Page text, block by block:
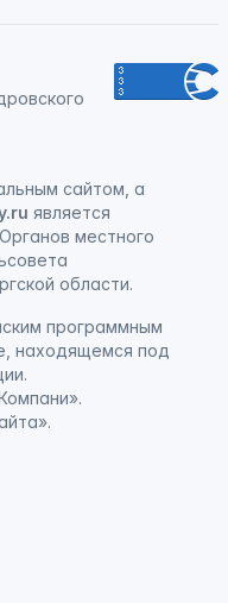
сайтом, а
является
местного
области.
программным
находящемся под
.